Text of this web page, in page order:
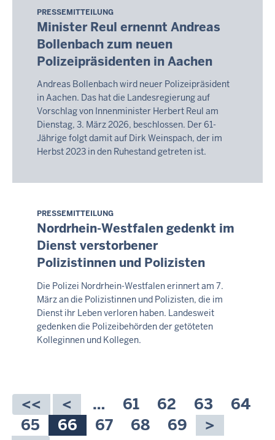
Montag,
10.
August
2026
05:06
PRESSEMITTEILUNG
Minister Reul ernennt Andreas
Bollenbach zum neuen
Polizeipräsidenten in Aachen
Andreas Bollenbach wird neuer Polizeipräsident
in Aachen. Das hat die Landesregierung auf
Vorschlag von Innenminister Herbert Reul am
Dienstag, 3. März 2026, beschlossen. Der 61-
Jährige folgt damit auf Dirk Weinspach, der im
Herbst 2023 in den Ruhestand getreten ist.
Montag,
10.
August
2026
05:06
PRESSEMITTEILUNG
Nordrhein-Westfalen gedenkt im
Dienst verstorbener
Polizistinnen und Polizisten
Die Polizei Nordrhein-Westfalen erinnert am 7.
März an die Polizistinnen und Polizisten, die im
Dienst ihr Leben verloren haben. Landesweit
gedenken die Polizeibehörden der getöteten
Kolleginnen und Kollegen.
Seitennummerierung
… Seite
61 Seite
62 Seite
63 Seite
64
Seite
65 Aktuelle
66 Seite
67 Seite
68 Seite
69